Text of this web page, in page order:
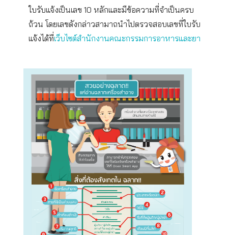
ใบรับแจ้งเป็นเลข 10 หลักและมีข้อความที่จำเป็นครบ
ถ้วน โดยเลขดังกล่าวสามาถนำไปตรวจสอบเลขที่ใบรับ
แจ้งได้ที่เว็บไซต์สำนักงานคณะกรรมการอาหารและยา